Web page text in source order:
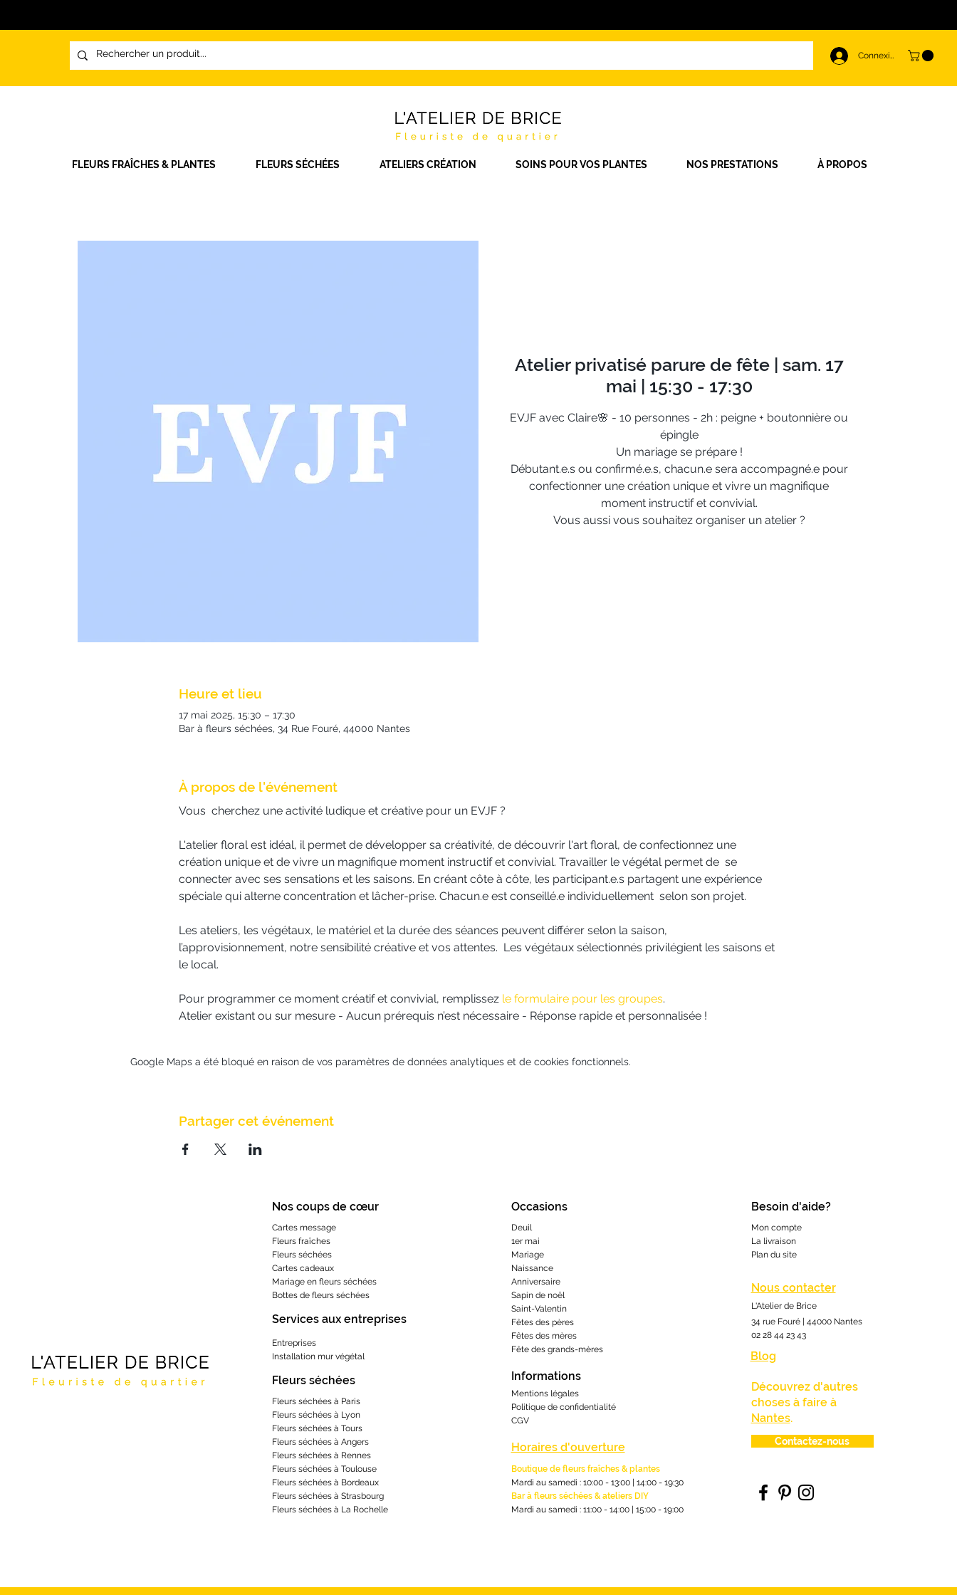
Connexion
FLEURS FRAÎCHES & PLANTES FLEURS SÉCHÉES ATELIERS CRÉATION SOINS POUR VOS PLANTES NOS PRESTATIONS À PROPOS
Atelier privatisé parure de fête | sam. 17
mai | 15:30 - 17:30
EVJF avec Claire🌸 - 10 personnes - 2h : peigne + boutonnière ou
épingle
Un mariage se prépare !
Débutant.e.s ou confirmé.e.s, chacun.e sera accompagné.e pour
confectionner une création unique et vivre un magnifique
moment instructif et convivial.
Vous aussi vous souhaitez organiser un atelier ?
Heure et lieu
17 mai 2025, 15:30 – 17:30
Bar à fleurs séchées, 34 Rue Fouré, 44000 Nantes
À propos de l'événement
Vous  cherchez une activité ludique et créative pour un EVJF ?
L'atelier floral est idéal, il permet de développer sa créativité, de découvrir l'art floral, de confectionnez une
création unique et de vivre un magnifique moment instructif et convivial. Travailler le végétal permet de  se
connecter avec ses sensations et les saisons. En créant côte à côte, les participant.e.s partagent une expérience
spéciale qui alterne concentration et lâcher-prise. Chacun.e est conseillé.e individuellement  selon son projet.
Les ateliers, les végétaux, le matériel et la durée des séances peuvent différer selon la saison,
l’approvisionnement, notre sensibilité créative et vos attentes.  Les végétaux sélectionnés privilégient les saisons et
le local.
Pour programmer ce moment créatif et convivial, remplissez le formulaire pour les groupes.
Atelier existant ou sur mesure - Aucun prérequis n’est nécessaire - Réponse rapide et personnalisée !
Google Maps a été bloqué en raison de vos paramètres de données analytiques et de cookies fonctionnels.
Partager cet événement
Nos coups de cœur
Cartes message
Fleurs fraîches
Fleurs séchées
Cartes cadeaux
Mariage en fleurs séchées
Bottes de fleurs séchées
Services aux entreprises
Entreprises
Installation mur végétal
Fleurs séchées
Fleurs séchées à Paris
Fleurs séchées à Lyon
Fleurs séchées à Tours
Fleurs séchées à Angers
Fleurs séchées à Rennes
Fleurs séchées à Toulouse
Fleurs séchées à Bordeaux
Fleurs séchées à Strasbourg
Fleurs séchées à La Rochelle
Occasions
Deuil
1er mai
Mariage
Naissance
Anniversaire
Sapin de noël
Saint-Valentin
Fêtes des pères
Fêtes des mères
​Fête des grands-mères
Informations
Mentions légales
Politique de confidentialité
CGV
Horaires d'ouverture
Boutique de fleurs fraîches & plantes
Mardi au samedi : 10:00 - 13:00
14:00- 19:30
Bar à fleurs séchées & ateliers DIY
Mardi au samedi : 11:00 - 14:00
15:00 - 19:00
Besoin d'aide?
Mon compte
La livraison
Plan du site
Nous contacter
L'Atelier de Brice
34 rue Fouré | 44000 Nantes
02 28 44 23 43
Blog
Découvrez d'autres
choses à faire à
Nantes.
Contactez-nous